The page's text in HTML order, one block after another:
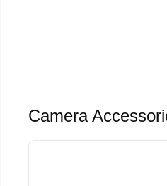
Camera